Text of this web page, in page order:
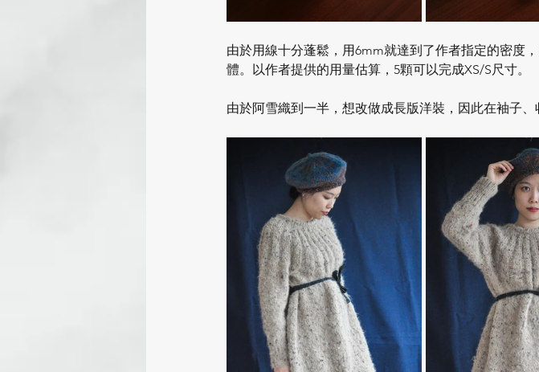
由於用線十分蓬鬆，用6mm就達到了作者指定的密度
體。以作者提供的用量估算，5顆可以完成XS/S尺寸。
由於阿雪織到一半，想改做成長版洋裝，因此在袖子